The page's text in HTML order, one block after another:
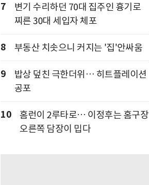
7
변기 수리하던 70대 집주인 흉기로
찌른 30대 세입자 체포
8 부동산 치솟으니 커지는 '집'안싸움
9
밥상 덮친 극한더위… 히트플레이션
공포
10
홈런이 2루타로… 이정후는 홈구장
오른쪽 담장이 밉다